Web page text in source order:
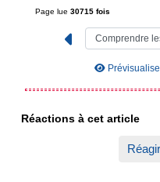
Page lue 30715 fois
Réactions à cet article